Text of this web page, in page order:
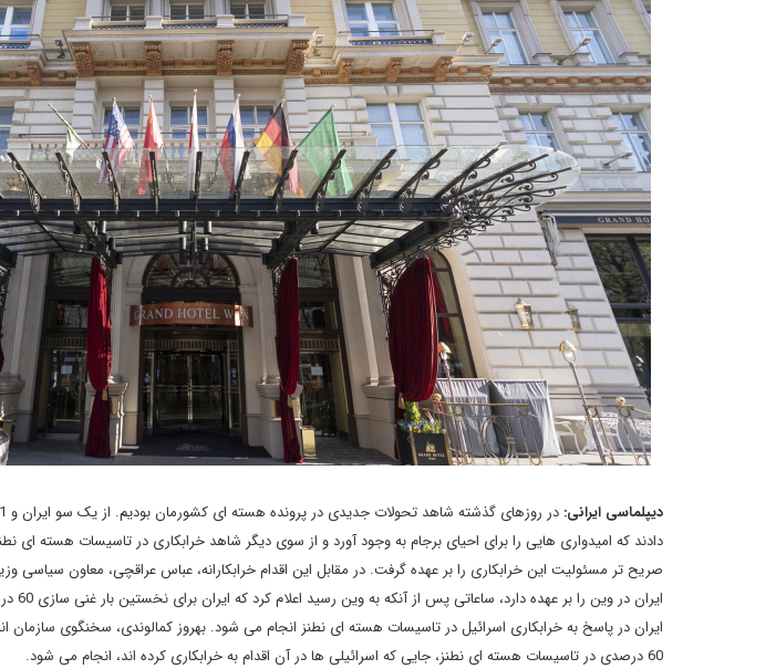
دیپلماسی ایرانی:
دادند که امیدواری هایی را برای احیای برجام به وجود آورد و از سوی دیگر شاهد خرابکاری در تاسیسات هسته ای
صریح تر مسئولیت این خرابکاری را بر عهده گرفت. در مقابل این اقدام خرابکارانه، عباس عراقچی، معاون سیاسی
ایران در پاسخ به خرابکاری اسرائیل در تاسیسات هسته ای نطنز انجام می شود. بهروز کمالوندی، سخنگوی سازمان
60 درصدی در تاسیسات هسته ای نطنز، جایی که اسرائیلی ها در آن اقدام به خرابکاری کرده اند، انجام می شود.